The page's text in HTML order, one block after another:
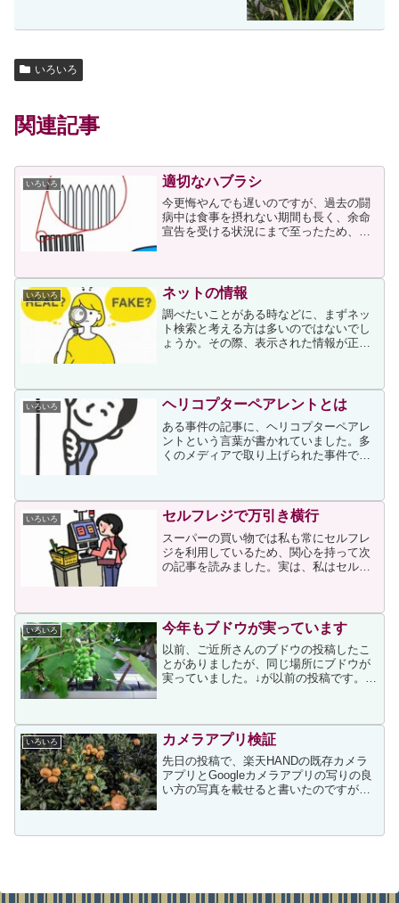
いろいろ
関連記事
いろいろ 適切なハブラシ
今更悔やんでも遅いのですが、過去の闘
病中は食事を摂れない期間も長く、余命
宣告を受ける状況にまで至ったため、口
年で多くの歯を失ってしまいました。口
腔ケアの重要性を身を持っ...
いろいろ ネットの情報
調べたいことがある時などに、まずネッ
ト検索と考える方は多いのではないでし
ょうか。その際、表示された情報が正し
療情報について小児科医が書いているの
ですが、その他のネット上...
いろいろ ヘリコプターペアレントとは
ある事件の記事に、ヘリコプターペアレ
ントという言葉が書かれていました。多
くのメディアで取り上げられた事件でし
て、私はある程度は察しがついたのです
が、どこから生まれた言葉...
いろいろ セルフレジで万引き横行
スーパーの買い物では私も常にセルフレ
ジを利用しているため、関心を持って次
の記事を読みました。実は、私はセルフ
パーに戻り、使ったセル...
いろいろ 今年もブドウが実っています
以前、ご近所さんのブドウの投稿したこ
とがありましたが、同じ場所にブドウが
実っていました。↓が以前の投稿です。こ
場所にあるため、いたずらされずに無事
に熟すことを願うばかり...
いろいろ カメラアプリ検証
先日の投稿で、楽天HANDの既存カメラ
アプリとGoogleカメラアプリの写りの良
い方の写真を載せると書いたのですが、
す。その情報とは、楽天HANDのカメラ